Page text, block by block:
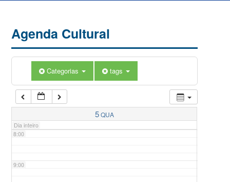
Agenda Cultural
Categorias tags
5QUA
Dia inteiro
5:00
7:00
8:00
9:00